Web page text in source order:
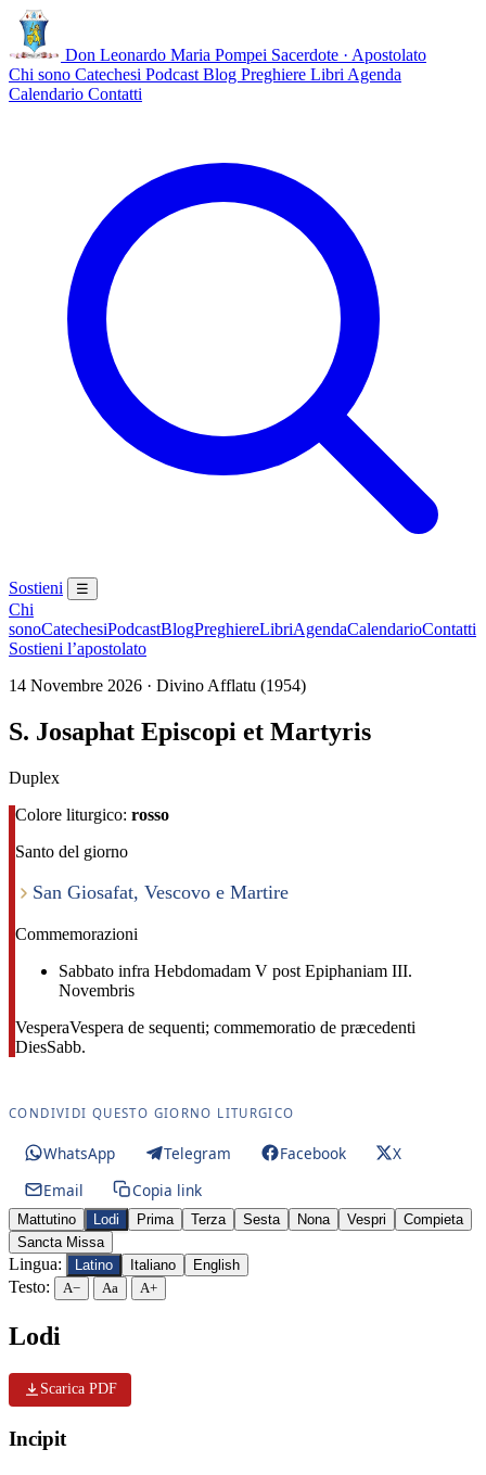
Don Leonardo Maria Pompei Sacerdote · Apostolato
Chi sono Catechesi Podcast Blog Preghiere Libri Agenda
Calendario Contatti
Sostieni ☰
Chi
sonoCatechesiPodcastBlogPreghiereLibriAgendaCalendarioContatti
Sostieni l’apostolato
14 Novembre 2026 · Divino Afflatu (1954)
S. Josaphat Episcopi et Martyris
Duplex
Colore liturgico: rosso
Santo del giorno
San Giosafat, Vescovo e Martire
Commemorazioni
Sabbato infra Hebdomadam V post Epiphaniam III.
Novembris
VesperaVespera de sequenti; commemoratio de præcedenti
DiesSabb.
CONDIVIDI QUESTO GIORNO LITURGICO
WhatsApp Telegram Facebook
X
Email
Copia link
Mattutino Lodi Prima Terza Sesta Nona Vespri
Compieta
Sancta Missa
Lingua: Latino Italiano English
Testo: A− Aa A+
Lodi
Scarica PDF
Incipit